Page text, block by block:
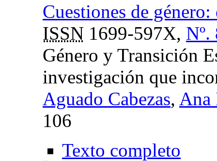
Cuestiones de
ISSN 1699-597X, Nº.
Género y Transición
investigación que
Aguado Cabezas, Ana
106
Texto completo